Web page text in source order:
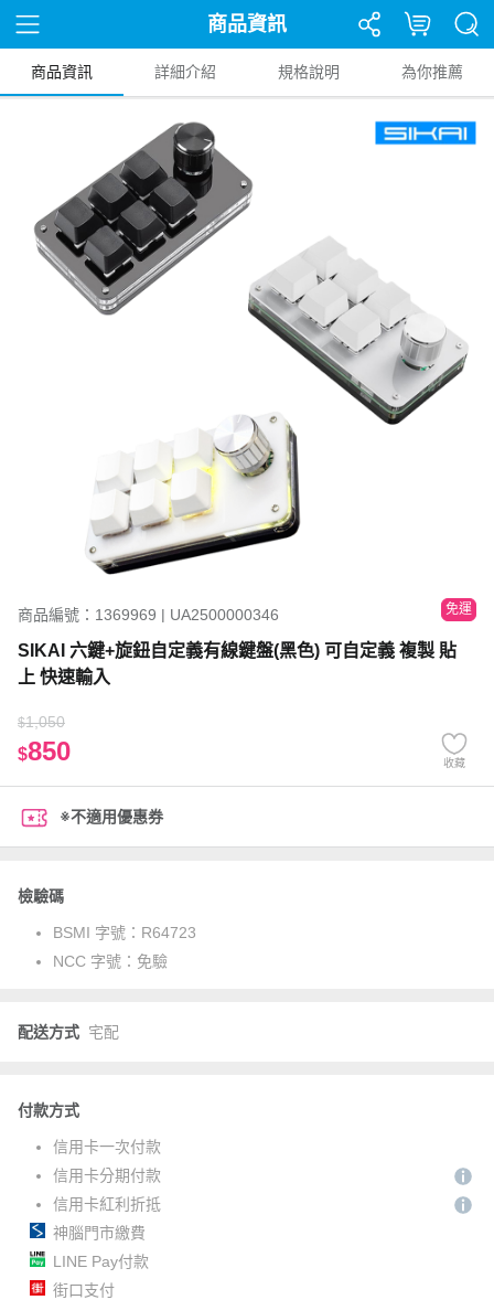
商品資訊
商品資訊 詳細介紹 規格說明 為你推薦
商品編號：1369969 | UA2500000346 免運
SIKAI 六鍵+旋鈕自定義有線鍵盤(黑色) 可自定義 複製 貼
上 快速輸入
$1,050
$850 收藏
※不適用優惠券
檢驗碼
BSMI 字號： R64723
NCC 字號： 免驗
配送方式 宅配
付款方式
信用卡一次付款
信用卡分期付款
信用卡紅利折抵
神腦門市繳費
LINE Pay付款
街口支付